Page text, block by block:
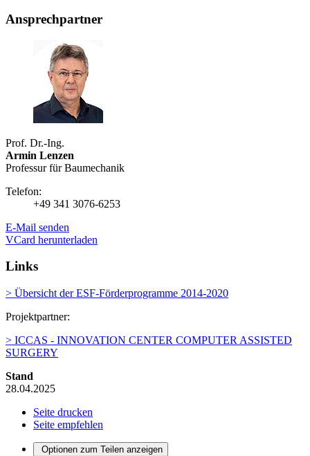
Ansprechpartner
Prof. Dr.-Ing.
Armin Lenzen
Professur für Baumechanik
Telefon:
+49 341 3076-6253
E-Mail senden
VCard herunterladen
Links
> Übersicht der ESF-Förderprogramme 2014-2020
Projektpartner:
> ICCAS - INNOVATION CENTER COMPUTER ASSISTED
SURGERY
Stand
28.04.2025
Seite drucken
Seite empfehlen
Optionen zum Teilen anzeigen